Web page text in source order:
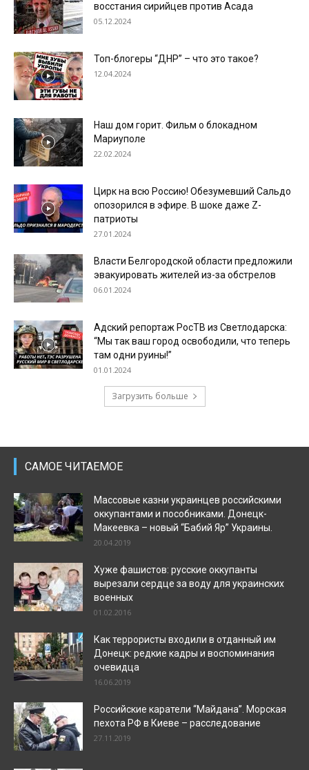
восстания сирийцев против Асада
05.12.2024
Топ-блогеры “ДНР” – что это такое?
12.04.2024
Наш дом горит. Фильм о блокадном
Мариуполе
22.02.2024
Цирк на всю Россию! Обезумевший Сальдо
опозорился в эфире. В шоке даже Z-
патриоты
27.01.2024
Власти Белгородской области предложили
эвакуировать жителей из-за обстрелов
06.01.2024
Адский репортаж РосТВ из Светлодарска:
“Мы так ваш город освободили, что теперь
там одни руины!”
01.01.2024
Загрузить больше
САМОЕ ЧИТАЕМОЕ
Массовые казни украинцев российскими
оккупантами и пособниками. Донецк-
Макеевка – новый “Бабий Яр” Украины.
20.04.2019
Хуже фашистов: русские оккупанты
вырезали сердце за воду для украинских
военных
01.02.2016
Как террористы входили в отданный им
Донецк: редкие кадры и воспоминания
очевидца
16.06.2019
Российские каратели “Майдана”. Морская
пехота РФ в Киеве – расследование
27.11.2019